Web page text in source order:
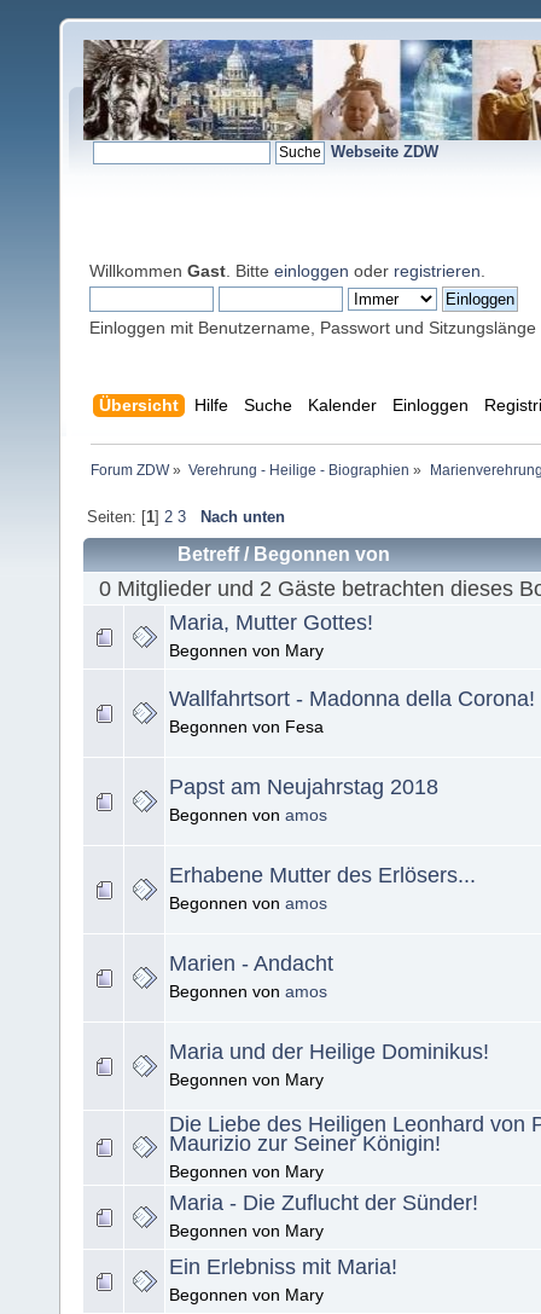
Webseite ZDW
Willkommen Gast . Bitte einloggen oder registrieren
Einloggen mit Benutzername, Passwort und Sitzungslänge
Übersicht Hilfe Suche Kalender Einloggen
Forum ZDW» Verehrung - Heilige - Biographien »
Seiten: [1] 2 3 Nach unten
Betreff/ Begonnen von
0 Mitglieder und 2 Gäste betrachten dieses
Maria, Mutter Gottes!
Begonnen von Mary
Wallfahrtsort - Madonna della Corona!
Begonnen von Fesa
Papst am Neujahrstag 2018
Begonnen von amos
Erhabene Mutter des Erlösers...
Begonnen von amos
Marien - Andacht
Begonnen von amos
Maria und der Heilige Dominikus!
Begonnen von Mary
Die Liebe des Heiligen Leonhard von
Maurizio zur Seiner Königin!
Begonnen von Mary
Maria - Die Zuflucht der Sünder!
Begonnen von Mary
Ein Erlebniss mit Maria!
Begonnen von Mary